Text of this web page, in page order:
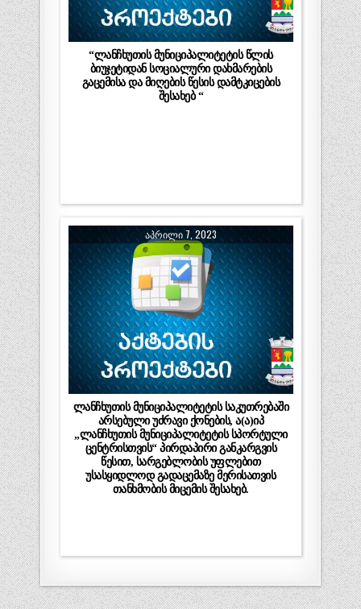
“ლანჩხუთის მუნიციპალიტეტის წლის
ბიუჯეტიდან სოციალური დახმარების
გაცემისა და მიღების წესის დამტკიცების
შესახებ “
ᲐᲞᲠᲘᲚᲘ 7, 2023
ლანჩხუთის მუნიციპალიტეტის საკუთრებაში
არსებული უძრავი ქონების, ა(ა)იპ
„ლანჩხუთის მუნიციპალიტეტის სპორტული
ცენტრისთვის“ პირდაპირი განკარგვის
წესით, სარგებლობის უფლებით
უსასყიდლოდ გადაცემაზე მერისათვის
თანხმობის მიცემის შესახებ.